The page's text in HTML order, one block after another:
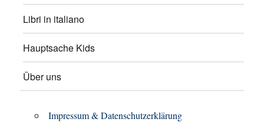
Libri in italiano
Hauptsache Kids
Über uns
Impressum & Datenschutzerklärung